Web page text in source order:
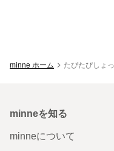
minne ホーム たぴたぴしょ
minneを知る
minneについて